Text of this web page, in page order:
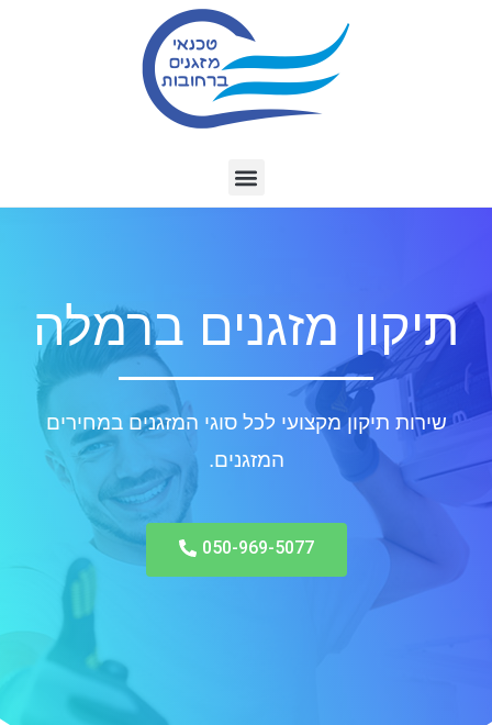
תיקון מזגנים ברמלה
שירות תיקון מקצועי לכל סוגי המזגנים במחירים
המזגנים.
050-969-5077